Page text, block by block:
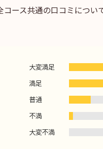
ース共通の口コミにつ
大変満足
満足
普通
不満
大変不満